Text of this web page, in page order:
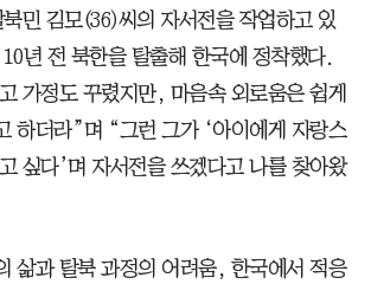
민 김모(36)씨의 자서전을 작업하고 있
년 전 북한을 탈출해 한국에 정착했다.
가정도 꾸렸지만, 마음속 외로움은 쉽게
하더라”며 “그런 그가 ‘아이에게 자랑스
싶다’며 자서전을 쓰겠다고 나를 찾아왔
삶과 탈북 과정의 어려움, 한국에서 적응